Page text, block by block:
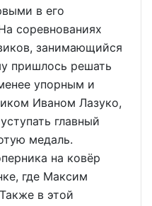
в его
соревнованиях
занимающийся
пришлось решать
упорным и
Иваном Лазуко,
главный
медаль.
на ковёр
где Максим
в этой